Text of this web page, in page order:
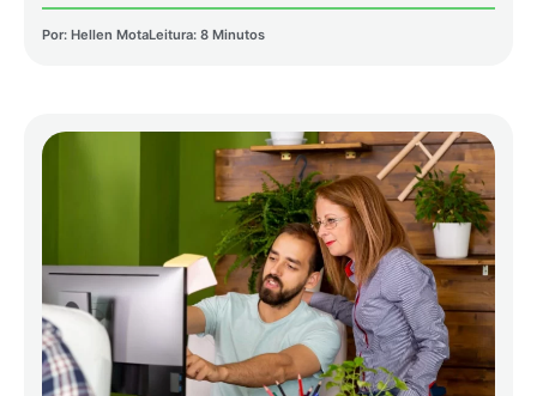
Por: Hellen MotaLeitura: 8 Minutos